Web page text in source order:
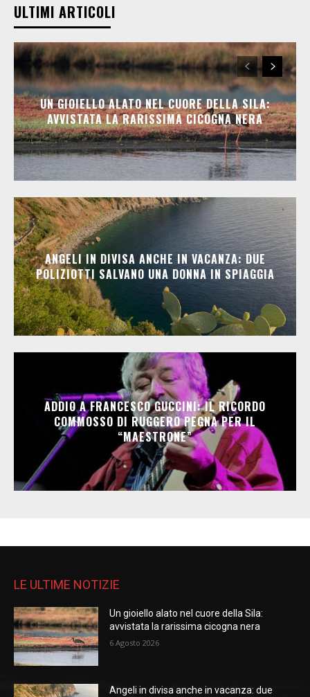
ULTIMI ARTICOLI
UN GIOIELLO ALATO NEL CUORE DELLA SILA:
AVVISTATA LA RARISSIMA CICOGNA NERA
ANGELI IN DIVISA ANCHE IN VACANZA: DUE
POLIZIOTTI SALVANO UNA DONNA IN SPIAGGIA
ADDIO A FRANCESCO GUCCINI: IL RICORDO
COMMOSSO DI RUGGERO PEGNA PER IL
“MAESTRONE”
LE ULTIME NOTIZIE
Un gioiello alato nel cuore della Sila:
avvistata la rarissima cicogna nera
6 Agosto 2026
Angeli in divisa anche in vacanza: due